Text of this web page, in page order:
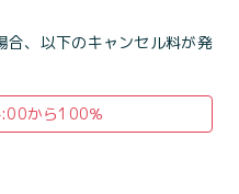
合、以下のキャンセル料が発
から100％